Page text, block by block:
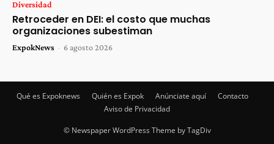
Diversidad
Retroceder en DEI: el costo que muchas
organizaciones subestiman
ExpokNews - 6 agosto 2026
Qué es Expoknews Quién es Expok Anúnciate aquí
Contacto
Aviso de Privacidad
© Newspaper WordPress Theme by TagDiv